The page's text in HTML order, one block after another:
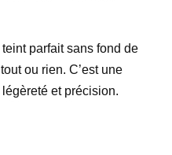
teint parfait sans fond de
ou rien. C’est une
et précision.